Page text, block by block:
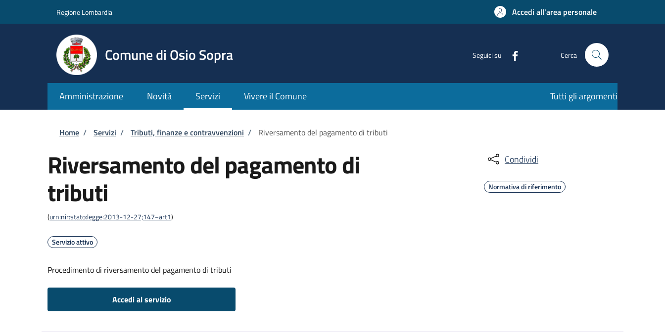
Regione Lombardia Accedi all'area personale
Comune di Osio Sopra Seguici su Cerca
Amministrazione Novità Servizi Vivere il Comune Tutti gli argomenti
Briciole di pane
Home / Servizi / Tributi, finanze e contravvenzioni / Riversamento del pagamento di tributi
Riversamento del pagamento di
tributi
(urn:nir:stato:legge:2013-12-27;147~art1)
Servizio attivo
Procedimento di riversamento del pagamento di tributi
Accedi al servizio
Condividi
Normativa di riferimento